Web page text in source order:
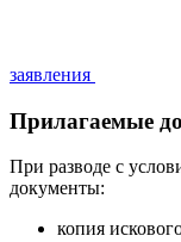
заявления
Прилагаемые
При разводе с
документы:
копия